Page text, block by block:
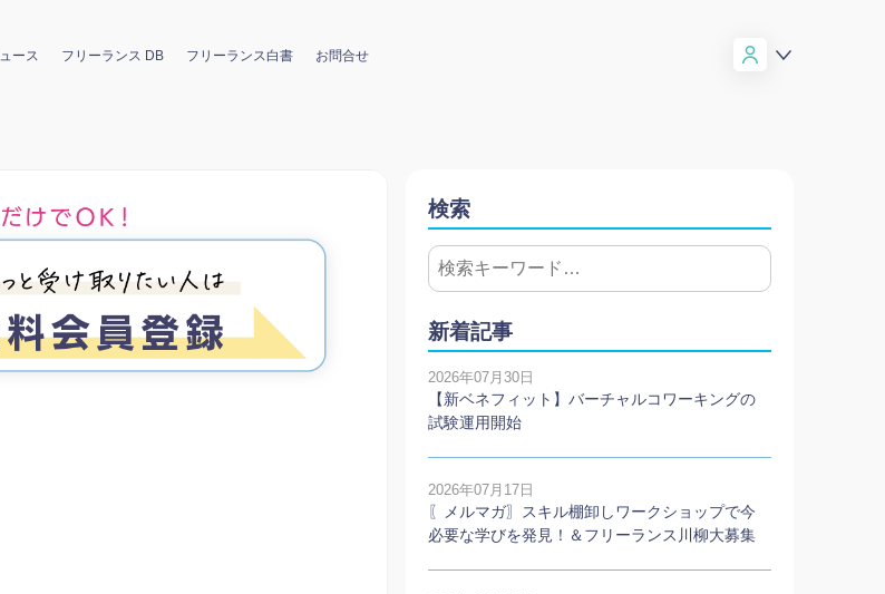
ース フリーランス DB フリーランス白書 お問合せ
検索
新着記事
2026年07月30日
【新ベネフィット】バーチャルコワーキングの
試験運用開始
2026年07月17日
〖メルマガ〗スキル棚卸しワークショップで今
必要な学びを発見！＆フリーランス川柳大募集